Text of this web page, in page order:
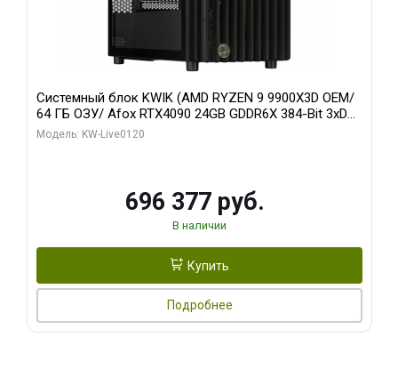
Системный блок KWIK (AMD RYZEN 9 9900X3D OEM/
64 ГБ ОЗУ/ Afox RTX4090 24GB GDDR6X 384-Bit 3xDP
HDMI ATX Turbo/ 1 ТБ SSD)
Модель: KW-Live0120
696 377 руб.
В наличии
Купить
Подробнее